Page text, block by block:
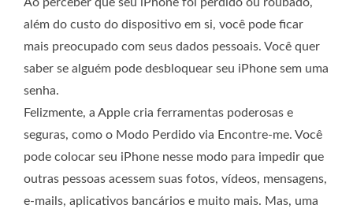
além do custo do dispositivo em si, você pode ficar
mais preocupado com seus dados pessoais. Você quer
saber se alguém pode desbloquear seu iPhone sem uma
senha.
Felizmente, a Apple cria ferramentas poderosas e
seguras, como o Modo Perdido via Encontre-me. Você
pode colocar seu iPhone nesse modo para impedir que
outras pessoas acessem suas fotos, vídeos, mensagens,
e-mails, aplicativos bancários e muito mais. Mas, uma